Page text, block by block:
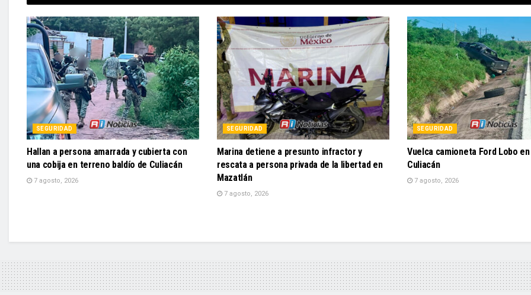
SEGURIDAD
Hallan a persona amarrada y cubierta con
una cobija en terreno baldío de Culiacán
7 agosto, 2026
SEGURIDAD
Marina detiene a presunto infractor y
rescata a persona privada de la libertad en
Mazatlán
7 agosto, 2026
SEGURIDAD
Vuelca camioneta Ford Lobo
Culiacán
7 agosto, 2026